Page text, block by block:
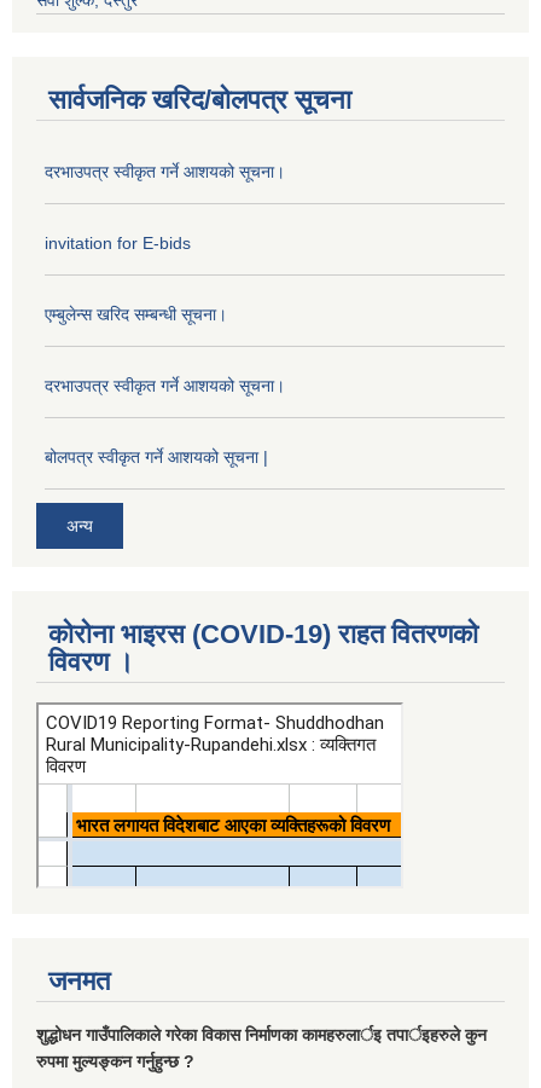
सार्वजनिक खरिद/बोलपत्र सूचना
दरभाउपत्र स्वीकृत गर्ने आशयको सूचना।
invitation for E-bids
एम्बुलेन्स खरिद सम्बन्धी सूचना।
दरभाउपत्र स्वीकृत गर्ने आशयको सूचना।
बोलपत्र स्वीकृत गर्ने आशयको सूचना |
अन्य
कोरोना भाइरस (COVID-19) राहत वितरणको
विवरण ।
जनमत
शुद्धोधन गाउँपालिकाले गरेका विकास निर्माणका कामहरुलार्इ तपार्इहरुले कुन
रुपमा मुल्यङ्कन गर्नुहुन्छ ?